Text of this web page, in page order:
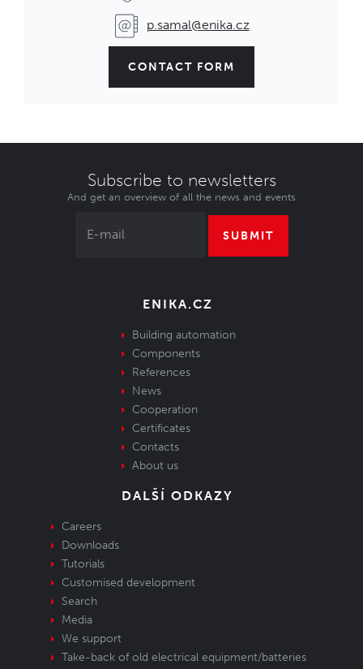
p.samal@enika.cz
CONTACT FORM
Subscribe to newsletters
And get an overview of all the news and events
SUBMIT
ENIKA.CZ
Building automation
Components
References
News
Cooperation
Certificates
Contacts
About us
DALŠÍ ODKAZY
Careers
Downloads
Tutorials
Customised development
Search
Media
We support
Take-back of old electrical equipment/batteries